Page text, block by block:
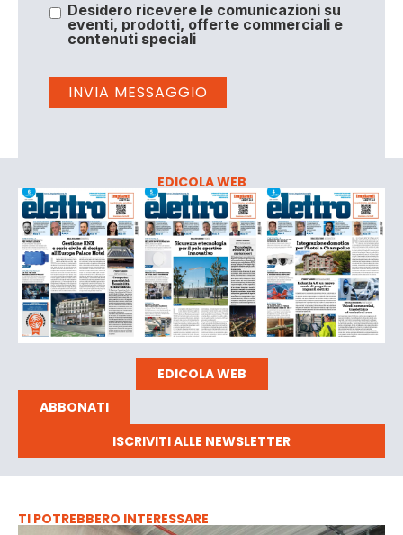
Desidero ricevere le comunicazioni su
eventi, prodotti, offerte commerciali e
contenuti speciali
EDICOLA WEB
EDICOLA WEB
ABBONATI
ISCRIVITI ALLE NEWSLETTER
TI POTREBBERO INTERESSARE